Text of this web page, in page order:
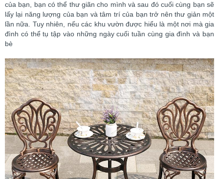
của bạn, bạn có thể thư giãn cho mình và sau đó cuối cùng bạn sẽ
lấy lại năng lượng của bạn và tâm trí của bạn trở nên thư giản một
lần nữa. Tuy nhiên, nếu các khu vườn được hiểu là một nơi mà gia
đình có thể tụ tập vào những ngày cuối tuần cùng gia đình và bạn
bè